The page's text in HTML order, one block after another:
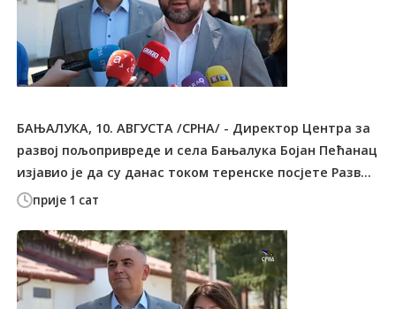
прије 1 сат
БАЊАЛУКА, 10. АВГУСТА /СРНА/ - Директор Центра за
развој пољопривреде и села Бањалука Бојан Пећанац
изјавио је да су данас током теренске посјете Разв...